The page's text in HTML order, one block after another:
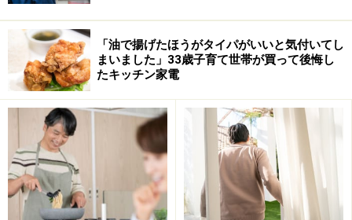
20～50代の女性の平均給与を比較すると、40代女性の平
均給与が一番高いとはいえ、30代、50代との差は年間5
万円ほどで、似たり寄ったりといえます。20代の平均と
比べても年間で40万円程度、1カ月あたり3万円ほどの差
でしかありません。
女性の年収はとてもゆるやかに上昇して、40代でピーク
を迎えますが、その後定年退職まで横ばいな状態が続く
ことになります。
「油で揚げたほうがタイパがいいと気付いてし
まいました」33歳子育て世帯が買って後悔し
たキッチン家電